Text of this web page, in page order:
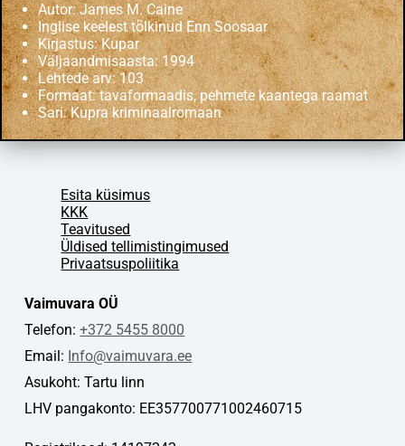
Autor: James M. Caine
Inglise keelest tõlkinud Enn Soosaar
Kirjastus: Kupar
Väljaandmisaasta: 1994
Lehtede arv: 103
Formaat: tavaformaadis, pehmete kaantega raamat
Sari: Kupra kriminaalromaan
Esita küsimus
KKK
Teavitused
Üldised tellimistingimused
Privaatsuspoliitika
Vaimuvara OÜ
Telefon:+372 5455 8000
Email: Info@vaimuvara.ee
Asukoht: Tartu linn
LHV pangakonto: EE357700771002460715